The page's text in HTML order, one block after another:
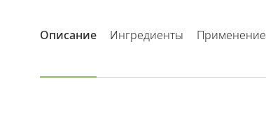
Описание Ингредиенты Применение